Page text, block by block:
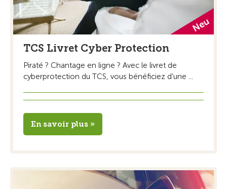
TCS Livret Cyber Protection
Piraté ? Chantage en ligne ? Avec le livret de
cyberprotection du TCS, vous bénéficiez d'une ...
En savoir plus »